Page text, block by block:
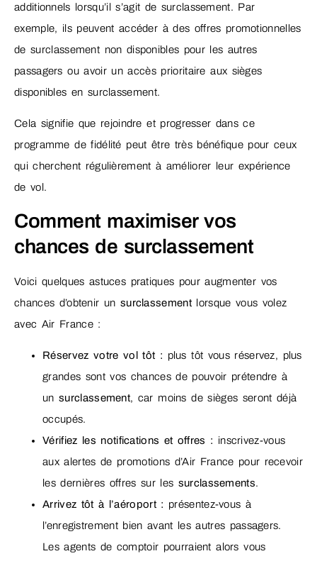
additionnels lorsqu’il s’agit de surclassement. Par
exemple, ils peuvent accéder à des offres promotionnelles
de surclassement non disponibles pour les autres
passagers ou avoir un accès prioritaire aux sièges
disponibles en surclassement.
Cela signifie que rejoindre et progresser dans ce
programme de fidélité peut être très bénéfique pour ceux
qui cherchent régulièrement à améliorer leur expérience
de vol.
Comment maximiser vos
chances de surclassement
Voici quelques astuces pratiques pour augmenter vos
chances d’obtenir un surclassementlorsque vous volez
avec Air France :
Réservez votre vol tôt : plus tôt vous réservez, plus
grandes sont vos chances de pouvoir prétendre à
unsurclassement, car moins de sièges seront déjà
occupés.
Vérifiez les notifications et offres : inscrivez-vous
aux alertes de promotions d’Air France pour recevoir
les dernières offres sur les surclassements.
Arrivez tôt à l’aéroport : présentez-vous à
l’enregistrement bien avant les autres passagers.
Les agents de comptoir pourraient alors vous